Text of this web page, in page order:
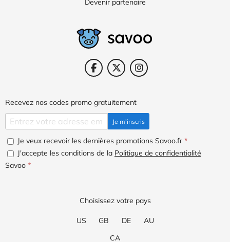
Devenir partenaire
Recevez nos codes promo gratuitement
Je m'inscris
Je veux recevoir les dernières promotions Savoo.fr *
J'accepte les conditions de la Politique de confidentialité
Savoo *
Choisissez votre pays
US GB DE
AU
CA